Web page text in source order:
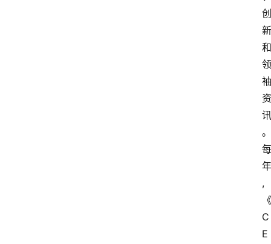
创
新
和
领
袖
资
讯
。
每
年
,
《
C
E